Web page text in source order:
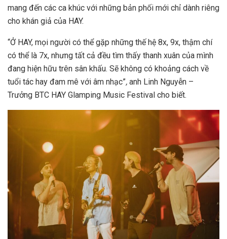
mang đến các ca khúc với những bản phối mới chỉ dành riêng
cho khán giả của HAY.
“Ở HAY, mọi người có thể gặp những thế hệ 8x, 9x, thậm chí
có thể là 7x, nhưng tất cả đều tìm thấy thanh xuân của mình
đang hiện hữu trên sân khấu. Sẽ không có khoảng cách về
tuổi tác hay đam mê với âm nhạc”, anh Linh Nguyễn –
Trưởng BTC HAY Glamping Music Festival cho biết.